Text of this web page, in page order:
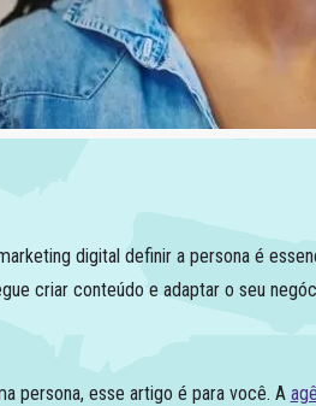
digital definir a persona é
criar conteúdo e adaptar o seu
persona, esse artigo é para você. A